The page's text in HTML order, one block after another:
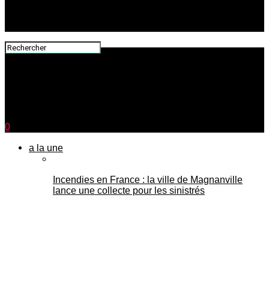
0
a la une
Incendies en France : la ville de Magnanville
lance une collecte pour les sinistrés